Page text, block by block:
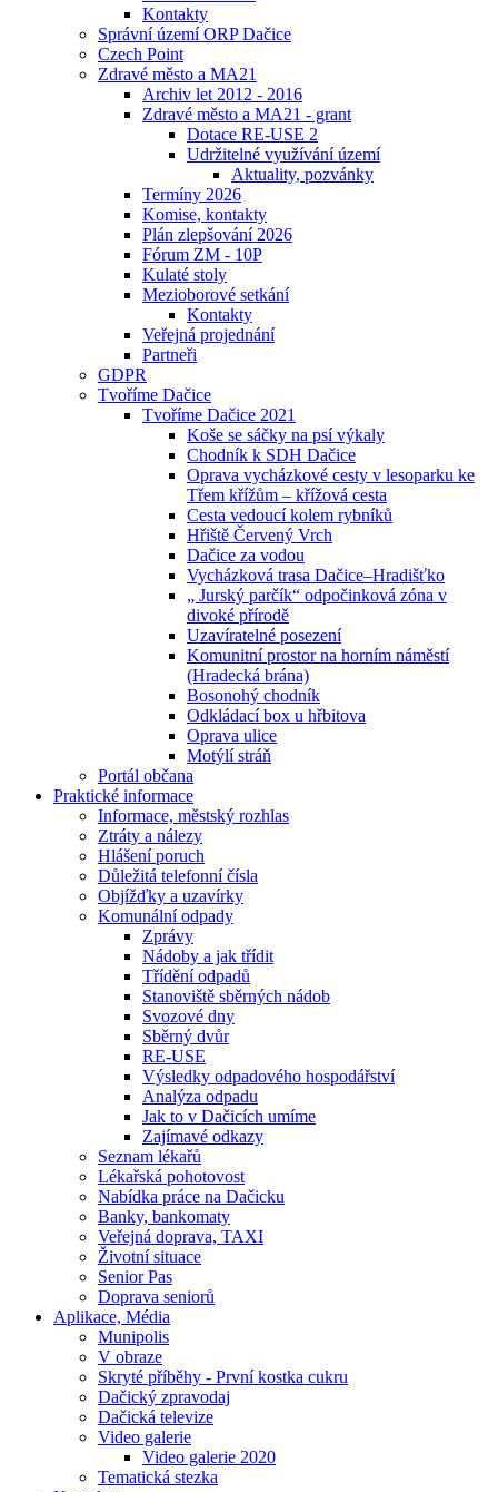
Kontakty
Správní území ORP Dačice
Czech Point
Zdravé město a MA21
Archiv let 2012 - 2016
Zdravé město a MA21 - grant
Dotace RE-USE 2
Udržitelné využívání území
Aktuality, pozvánky
Termíny 2026
Komise, kontakty
Plán zlepšování 2026
Fórum ZM - 10P
Kulaté stoly
Mezioborové setkání
Kontakty
Veřejná projednání
Partneři
GDPR
Tvoříme Dačice
Tvoříme Dačice 2021
Koše se sáčky na psí výkaly
Chodník k SDH Dačice
Oprava vycházkové cesty v lesoparku ke
Třem křížům – křížová cesta
Cesta vedoucí kolem rybníků
Hřiště Červený Vrch
Dačice za vodou
Vycházková trasa Dačice–Hradišťko
„ Jurský parčík“ odpočinková zóna v
divoké přírodě
Uzavíratelné posezení
Komunitní prostor na horním náměstí
(Hradecká brána)
Bosonohý chodník
Odkládací box u hřbitova
Oprava ulice
Motýlí stráň
Portál občana
Praktické informace
Informace, městský rozhlas
Ztráty a nálezy
Hlášení poruch
Důležitá telefonní čísla
Objížďky a uzavírky
Komunální odpady
Zprávy
Nádoby a jak třídit
Třídění odpadů
Stanoviště sběrných nádob
Svozové dny
Sběrný dvůr
RE-USE
Výsledky odpadového hospodářství
Analýza odpadu
Jak to v Dačicích umíme
Zajímavé odkazy
Seznam lékařů
Lékařská pohotovost
Nabídka práce na Dačicku
Banky, bankomaty
Veřejná doprava, TAXI
Životní situace
Senior Pas
Doprava seniorů
Aplikace, Média
Munipolis
V obraze
Skryté příběhy - První kostka cukru
Dačický zpravodaj
Dačická televize
Video galerie
Video galerie 2020
Tematická stezka